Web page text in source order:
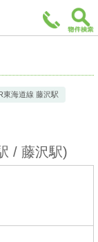
東海道線 藤沢駅
藤沢駅)